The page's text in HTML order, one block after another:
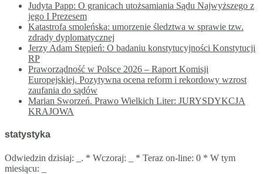
Judyta Papp: O granicach utożsamiania Sądu Najwyższego z
jego I Prezesem
Katastrofa smoleńska: umorzenie śledztwa w sprawie tzw.
zdrady dyplomatycznej
Jerzy Adam Stępień: O badaniu konstytucyjności Konstytucji
RP
Praworządność w Polsce 2026 – Raport Komisji
Europejskiej. Pozytywna ocena reform i rekordowy wzrost
zaufania do sądów
Marian Sworzeń. Prawo Wielkich Liter: JURYSDYKCJA
KRAJOWA
statystyka
Odwiedzin dzisiaj: . * Wczoraj:
* Teraz on-line: 0 * W tym
miesiącu: